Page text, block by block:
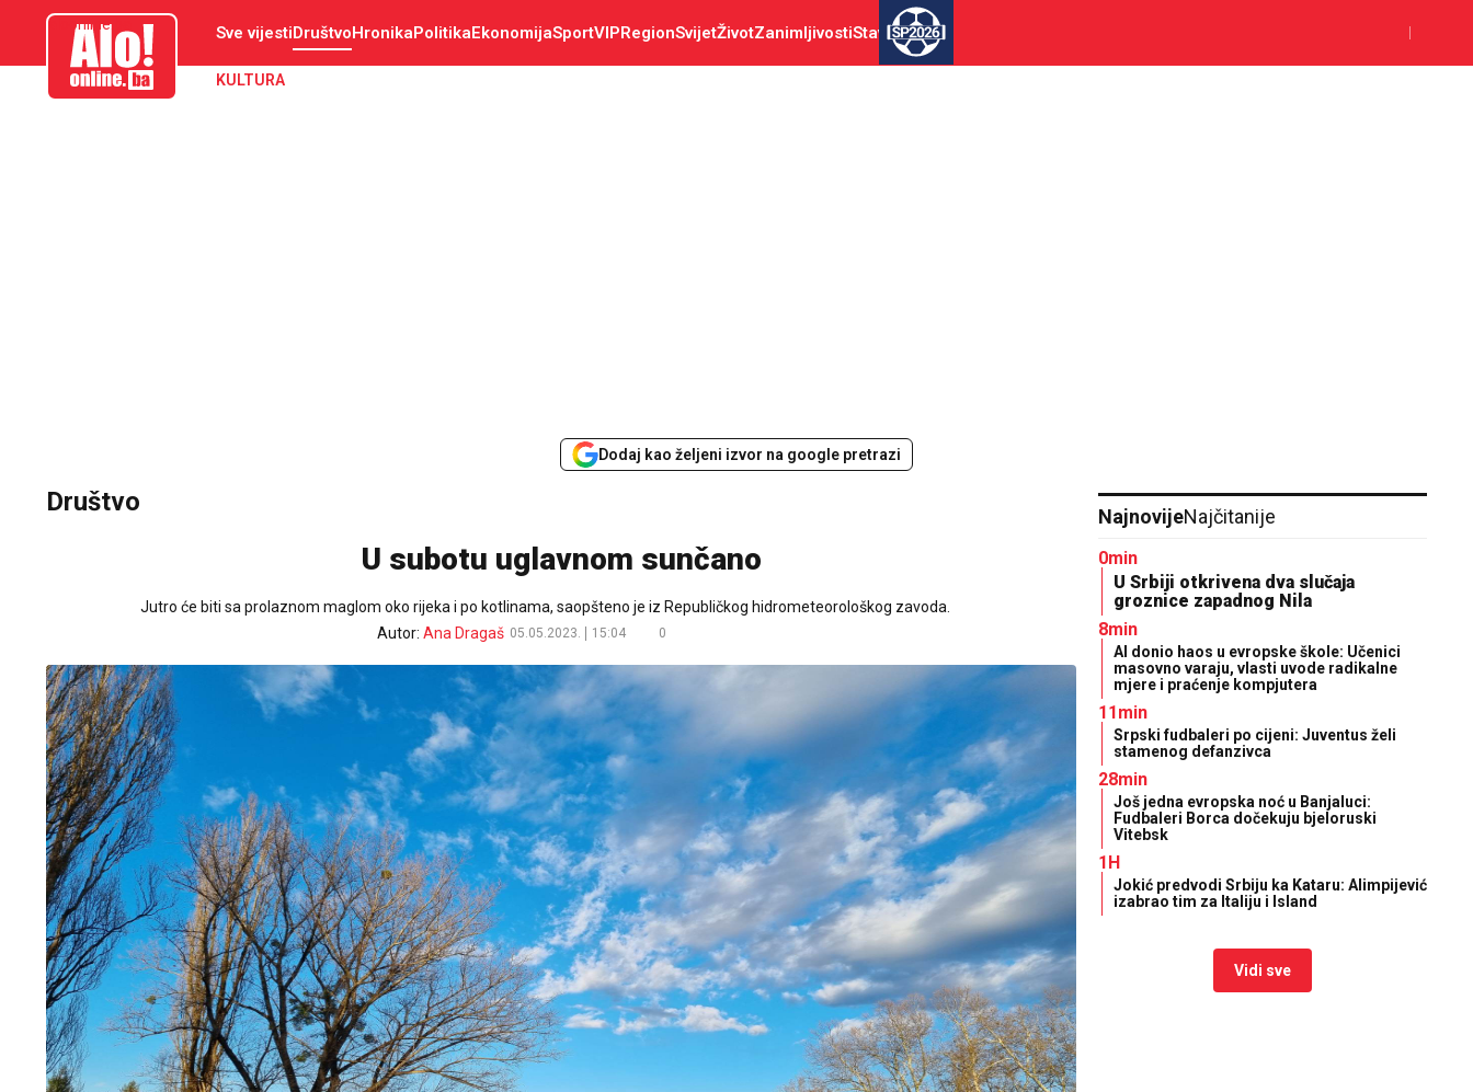
aloonline.ba Sve vijestiDruštvoHronikaPolitikaEkonomijaSportVIPRegionSvijetŽivotZanimljivostiStav SP2026
KULTURA
Dodaj kao željeni izvor na google pretrazi
Društvo
U subotu uglavnom sunčano
Јutro će biti sa prolaznom maglom oko rijeka i po kotlinama, saopšteno je iz Republičkog hidrometeorološkog zavoda.
Autor: Ana Dragaš 05.05.2023. 15:04 0
NajnovijeNajčitanije
0min
U Srbiji otkrivena dva slučaja
groznice zapadnog Nila
8min
AI donio haos u evropske škole: Učenici
masovno varaju, vlasti uvode radikalne
mjere i praćenje kompjutera
11min
Srpski fudbaleri po cijeni: Juventus želi
stamenog defanzivca
28min
Još jedna evropska noć u Banjaluci:
Fudbaleri Borca dočekuju bjeloruski
Vitebsk
1H
Jokić predvodi Srbiju ka Kataru: Alimpijević
izabrao tim za Italiju i Island
Vidi sve